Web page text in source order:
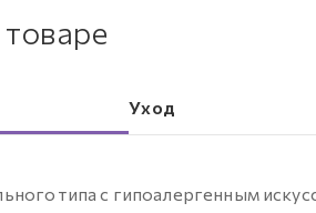
Уход
типа с гипоалергенным